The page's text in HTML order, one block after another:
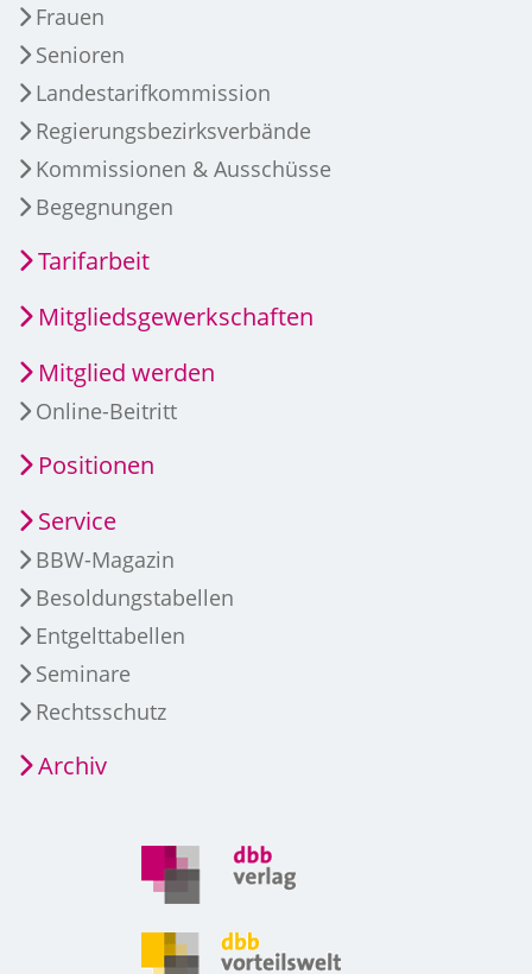
Frauen
Senioren
Landestarifkommission
Regierungsbezirksverbände
Kommissionen & Ausschüsse
Begegnungen
Tarifarbeit
Mitgliedsgewerkschaften
Mitglied werden
Online-Beitritt
Positionen
Service
BBW-Magazin
Besoldungstabellen
Entgelttabellen
Seminare
Rechtsschutz
Archiv